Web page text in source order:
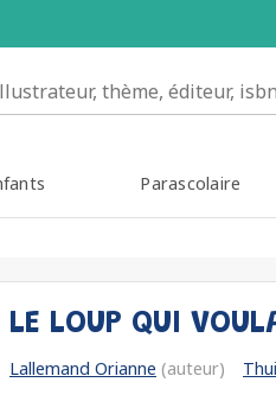
Parascolaire
LE LOUP QUI
Lallemand Orianne (auteur)